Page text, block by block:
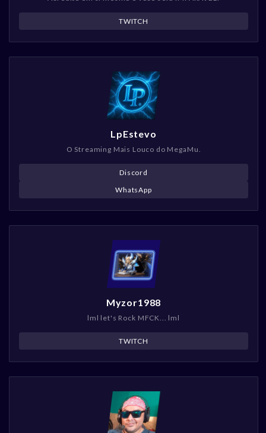
TWITCH
LpEstevo
O Streaming Mais Louco do MegaMu.
Discord
WhatsApp
Myzor1988
lml let's Rock MFCK... lml
TWITCH